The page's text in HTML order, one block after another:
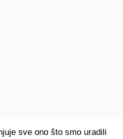
sve ono što smo uradili